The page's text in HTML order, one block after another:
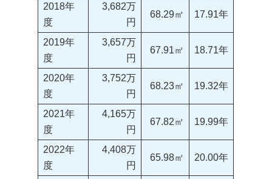
2018年
度
3,682万
円
68.29㎡ 17.91年
2019年
度
3,657万
円
67.91㎡ 18.71年
2020年
度
3,752万
円
68.23㎡ 19.32年
2021年
度
4,165万
円
67.82㎡ 19.99年
2022年
度
4,408万
円
65.98㎡ 20.00年